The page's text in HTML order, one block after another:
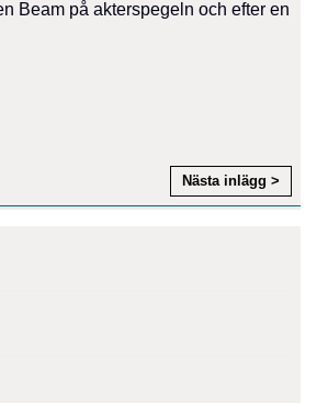
Beam på akterspegeln och efter en
Nästa inlägg >